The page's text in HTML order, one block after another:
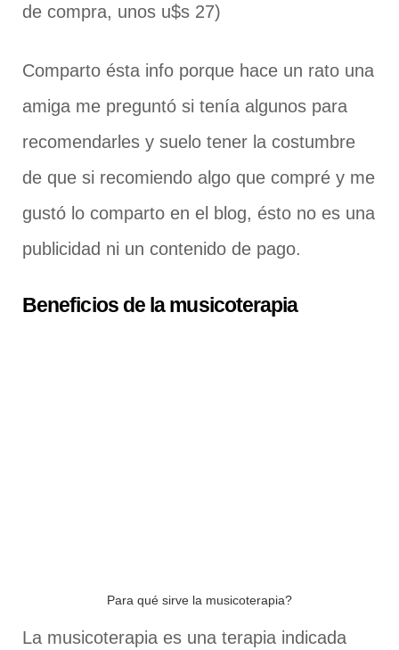
de compra, unos u$s 27)
Comparto ésta info porque hace un rato una
amiga me preguntó si tenía algunos para
recomendarles y suelo tener la costumbre
de que si recomiendo algo que compré y me
gustó lo comparto en el blog, ésto no es una
publicidad ni un contenido de pago.
Beneficios de la musicoterapia
Para qué sirve la musicoterapia?
La musicoterapia es una terapia indicada